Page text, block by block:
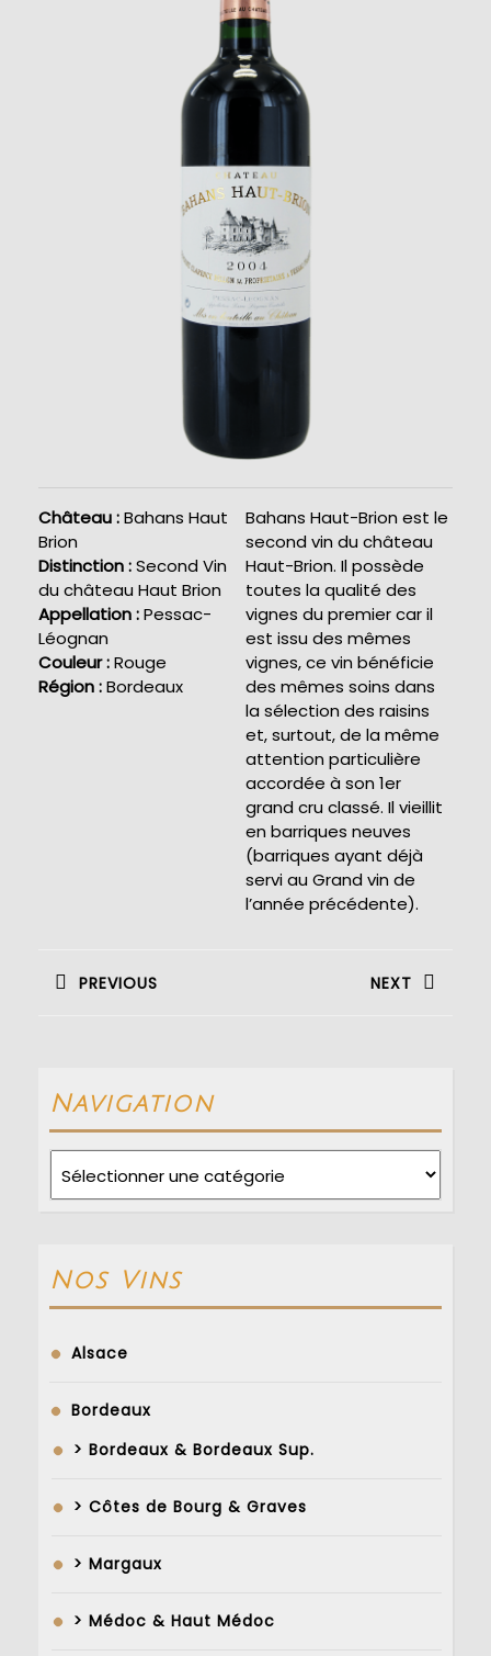
Bahans Haut-Brion est le
second vin du château
Haut-Brion. Il possède
toutes la qualité des
vignes du premier car il
est issu des mêmes
vignes, ce vin bénéficie
des mêmes soins dans
la sélection des raisins
et, surtout, de la même
attention particulière
accordée à son 1er
grand cru classé. Il vieillit
en barriques neuves
(barriques ayant déjà
servi au Grand vin de
l’année précédente).
Château :Bahans Haut
Brion
Distinction :Second Vin
du château Haut Brion
Appellation :Pessac-
Léognan
Couleur :Rouge
Région :Bordeaux
dePREVIOUS NEXT
Navigation
Nos Vins
Alsace
Bordeaux
> Bordeaux & Bordeaux Sup.
> Côtes de Bourg & Graves
> Margaux
> Médoc & Haut Médoc